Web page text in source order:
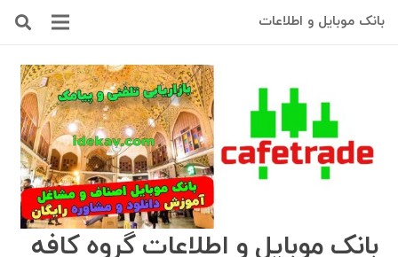
بانک موبایل و اطلاعات
بانک موبایل و اطلاعات گروه کافه